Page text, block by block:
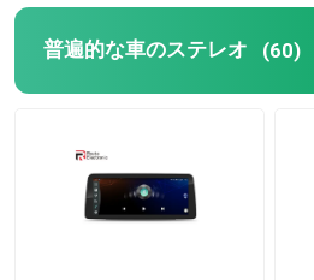
普遍的な車のステレオ (60)